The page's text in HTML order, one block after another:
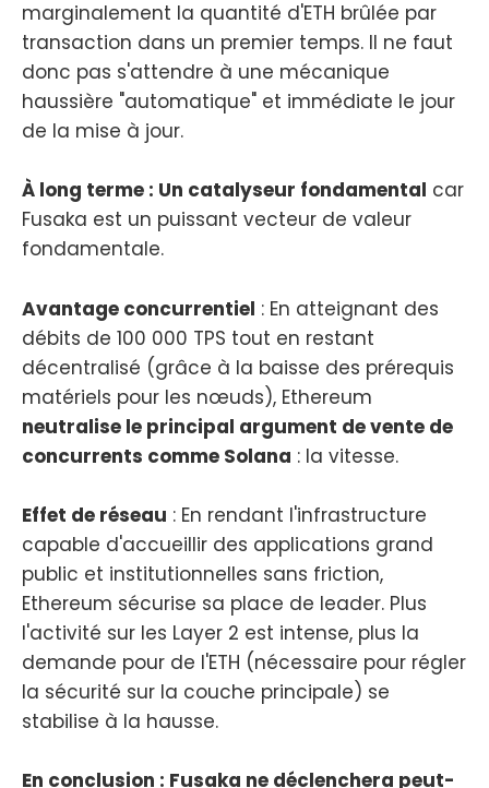
marginalement la quantité d'ETH brûlée par
transaction dans un premier temps. Il ne faut
donc pas s'attendre à une mécanique
haussière "automatique" et immédiate le jour
de la mise à jour.
À long terme : Un catalyseur fondamental car
Fusaka est un puissant vecteur de valeur
fondamentale.
Avantage concurrentiel : En atteignant des
débits de 100 000 TPS tout en restant
décentralisé (grâce à la baisse des prérequis
matériels pour les nœuds), Ethereum
neutralise le principal argument de vente de
concurrents comme Solana : la vitesse.
Effet de réseau : En rendant l'infrastructure
capable d'accueillir des applications grand
public et institutionnelles sans friction,
Ethereum sécurise sa place de leader. Plus
l'activité sur les Layer 2 est intense, plus la
demande pour de l'ETH (nécessaire pour régler
la sécurité sur la couche principale) se
stabilise à la hausse.
En conclusion : Fusaka ne déclenchera peut-